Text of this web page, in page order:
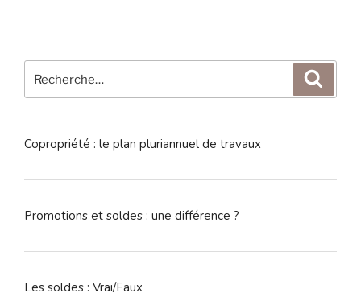
pour
Copropriété : le plan pluriannuel de travaux
Promotions et soldes : une différence ?
Les soldes : Vrai/Faux